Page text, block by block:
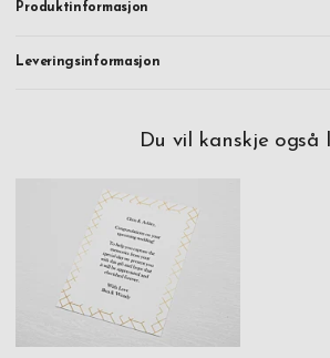
Produktinformasjon
Leveringsinformasjon
Du vil kanskje også